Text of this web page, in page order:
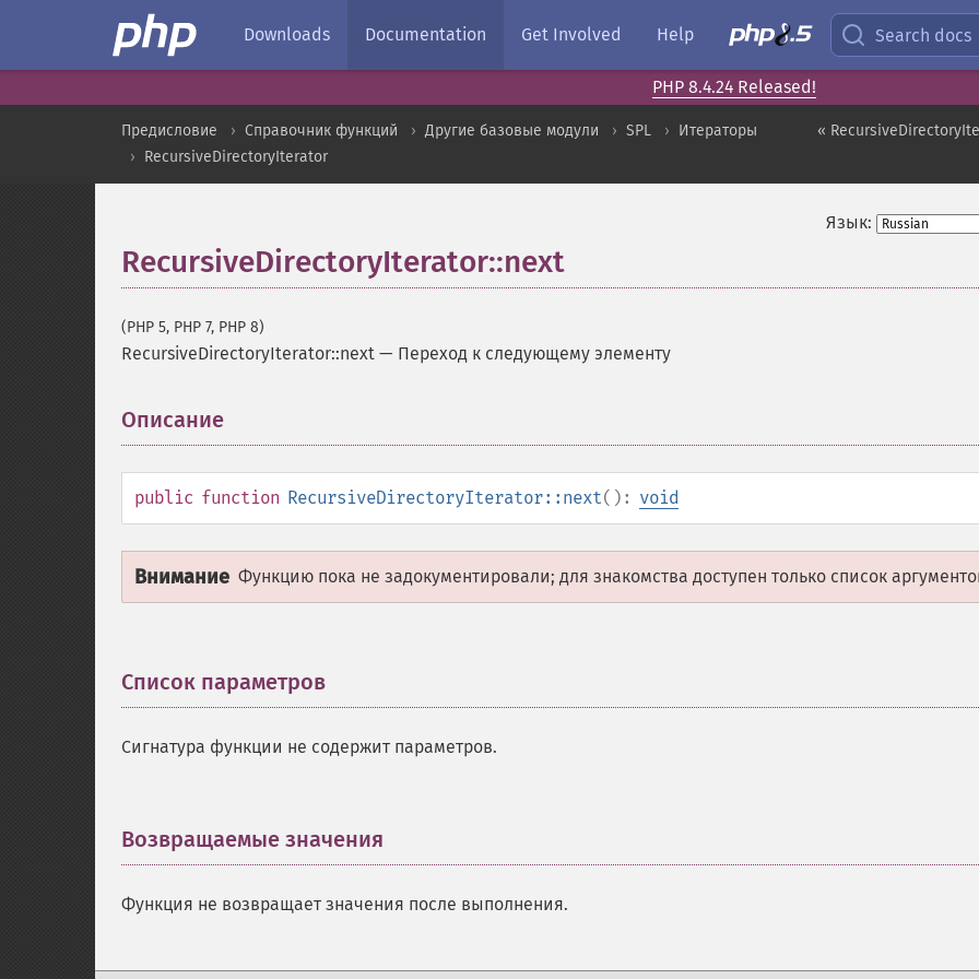
Downloads Documentation Get Involved Help Search docs
PHP 8.4.24 Released!
«
Предисловие Справочник функций Другие базовые модули SPL
Итераторы
RecursiveDirectoryIterator
Язык:
RecursiveDirectoryIterator::next
(PHP 5, PHP 7, PHP 8)
RecursiveDirectoryIterator::next — Переход к следующему элементу
Описание
public function RecursiveDirectoryIterator::next(): void
Внимание Функцию пока не задокументировали; для знакомства доступен только список
Список параметров
Сигнатура функции не содержит параметров.
Возвращаемые значения
Функция не возвращает значения после выполнения.